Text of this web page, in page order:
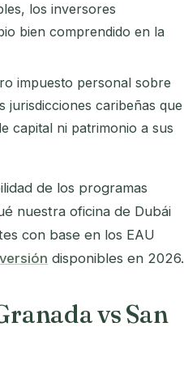
los inversores
bien comprendido en la
impuesto personal sobre
jurisdicciones caribeñas que
capital ni patrimonio a sus
de los programas
nuestra oficina de Dubái
con base en los EAU
disponibles en 2026.
vs San